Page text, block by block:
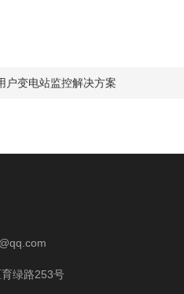
户变电站监控解决方案
绿路253号